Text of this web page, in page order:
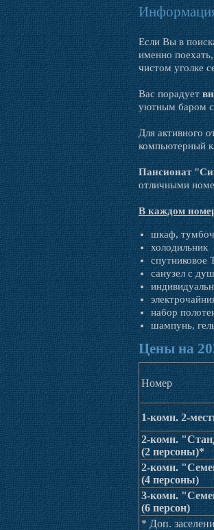
Если Вы в
именно
чистом уголке
Вас порадует
уютным баром
Для активного
компьютерный
Пансионат
отличными
В каждом
шкаф,
холодильник
спутниковое
санузел с
набор
шампунь,
Цены на
Номер
1-комн. 2-
2-комн.
(2 персоны)*
2-комн.
(4 персоны)
3-комн.
(6 персон)
* Доп.